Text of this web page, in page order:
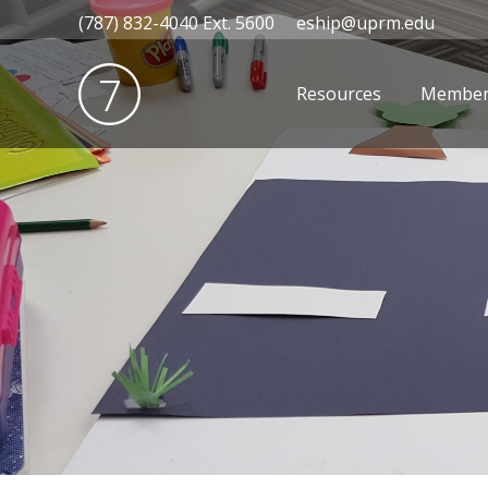
(787) 832-4040 Ext. 5600 eship@uprm.edu
Resources